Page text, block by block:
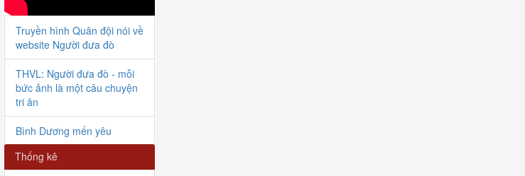
Truyền hình Quân đội nói về
website Người đưa đò
THVL: Người đưa đò - mỗi
bức ảnh là một câu chuyện
tri ân
Bình Dương mến yêu
Hoa đời thường (VTV)
Thống kê